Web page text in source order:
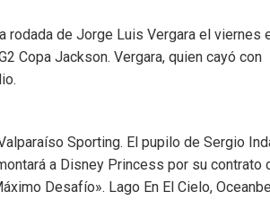
de Jorge Luis Vergara el viernes
Copa Jackson. Vergara, quien cayó con
Sporting. El pupilo de Sergio
a Disney Princess por su contrato
Desafío». Lago En El Cielo,